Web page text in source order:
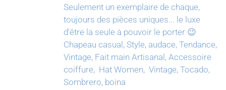
Seulement un exemplaire de chaque,
toujours des pièces uniques... le luxe
d'être la seule à pouvoir le porter 😉
Chapeau casual, Style, audace, Tendance,
Vintage, Fait main Artisanal, Accessoire
coiffure, Hat Women, Vintage, Tocado,
Sombrero, boina